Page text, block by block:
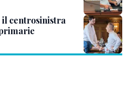
il centrosinistra